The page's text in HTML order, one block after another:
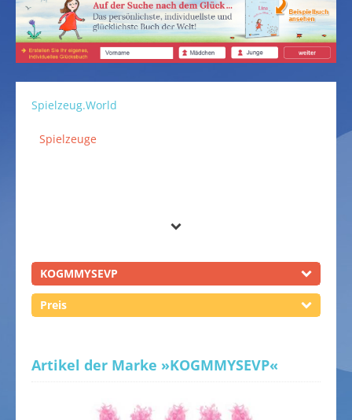
Spielzeug.World
Spielzeuge
KOGMMYSEVP
Preis
Artikel der Marke »KOGMMYSEVP«